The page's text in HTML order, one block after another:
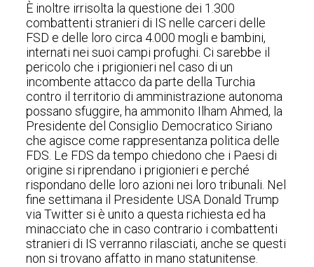
È inoltre irrisolta la questione dei 1.300
combattenti stranieri di IS nelle carceri delle
FSD e delle loro circa 4.000 mogli e bambini,
internati nei suoi campi profughi. Ci sarebbe il
pericolo che i prigionieri nel caso di un
incombente attacco da parte della Turchia
contro il territorio di amministrazione autonoma
possano sfuggire, ha ammonito Ilham Ahmed, la
Presidente del Consiglio Democratico Siriano
che agisce come rappresentanza politica delle
FDS. Le FDS da tempo chiedono che i Paesi di
origine si riprendano i prigionieri e perché
rispondano delle loro azioni nei loro tribunali. Nel
fine settimana il Presidente USA Donald Trump
via Twitter si è unito a questa richiesta ed ha
minacciato che in caso contrario i combattenti
stranieri di IS verranno rilasciati, anche se questi
non si trovano affatto in mano statunitense.